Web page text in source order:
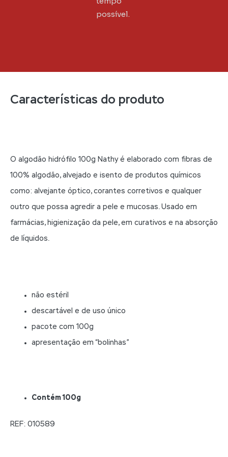
possível.
Características do produto
O algodão hidrófilo 100g Nathy é elaborado com fibras de
100% algodão, alvejado e isento de produtos químicos
como: alvejante óptico, corantes corretivos e qualquer
outro que possa agredir a pele e mucosas. Usado em
farmácias, higienização da pele, em curativos e na absorção
de líquidos.
não estéril
descartável e de uso único
pacote com 100g
apresentação em “bolinhas”
Contém 100g
REF: 010589